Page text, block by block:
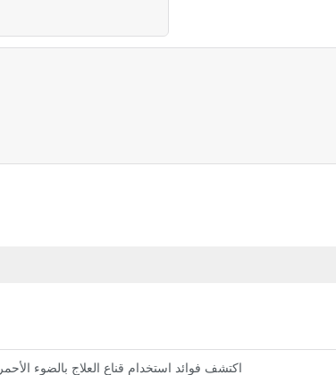
اكتشف فوائد استخدام قناع العلاج بالضوء الأحمر